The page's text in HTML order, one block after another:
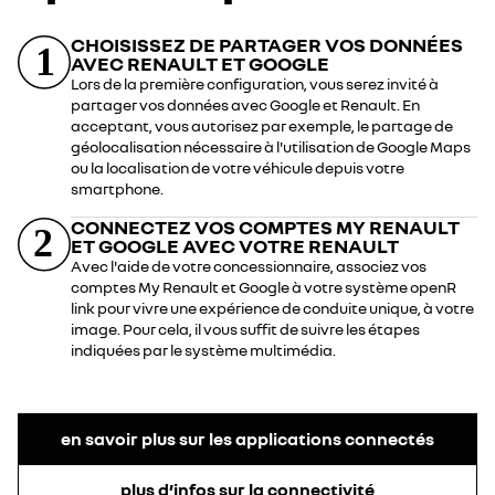
disponibles : géolocalisation, recharge à distance
et restez en contact avec votre concessionnaire ou
un expert Renault.
en savoir plus sur My Renault
création du compte My
Renault
Étape 1 : téléchargez sur votre smartphone
l’application depuis Google Play ou l’App
Store.
Étape 2 : créez votre espace personnel,
saisissez votre adresse e-mail pour vous
connecter ou configurer un nouveau
Maps, Google Assistant et Google Play.
en savoir plus sur Google intégré
création du Compte Google
Étape 1 : rendez-vous sur
www.google.com/accountsdepuis votre
smartphone ou ordinateur.
Étape 2 : créez votre Compte Google en
renseignant l'adresse email de votre choix.
Dès réception de votre voiture, vous
pour bénéficier d'une expérience
complète à bord de votre véhicule avec
Google intégré.
CHOISISSEZ DE PARTAGER VOS DONNÉES
AVEC RENAULT ET GOOGLE
Lors de la première configuration, vous serez invité à
partager vos données avec Google et Renault. En
acceptant, vous autorisez par exemple, le partage de
géolocalisation nécessaire à l'utilisation de Google Maps
ou la localisation de votre véhicule depuis votre
smartphone.
CONNECTEZ VOS COMPTES MY RENAULT
ET GOOGLE AVEC VOTRE RENAULT
Avec l'aide de votre concessionnaire, associez vos
comptes My Renault et Google à votre système openR
link pour vivre une expérience de conduite unique, à votre
image. Pour cela, il vous suffit de suivre les étapes
indiquées par le système multimédia.
en savoir plus sur les applications connectés
plus d’infos sur la connectivité